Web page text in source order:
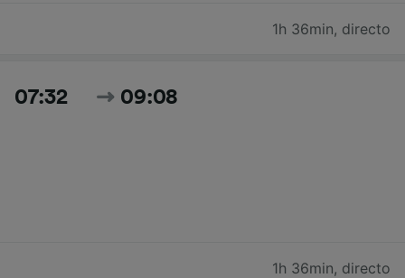
1h 36min, directo
07:32 09:08
1h 36min, directo